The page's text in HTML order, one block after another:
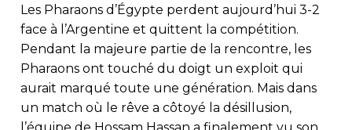
Les Pharaons d’Égypte perdent aujourd’hui 3-2
face à l’Argentine et quittent la compétition.
Pendant la majeure partie de la rencontre, les
Pharaons ont touché du doigt un exploit qui
aurait marqué toute une génération. Mais dans
un match où le rêve a côtoyé la désillusion,
l’équipe de Hossam Hassan a finalement vu son